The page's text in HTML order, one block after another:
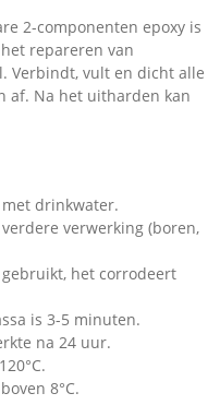
2-componenten epoxy is
repareren van
Verbindt, vult en dicht alle
af. Na het uitharden kan
drinkwater.
verwerking (boren,
het corrodeert
is 3-5 minuten.
na 24 uur.
8°C.